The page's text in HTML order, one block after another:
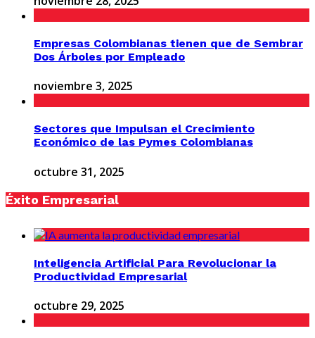
Empresas Colombianas tienen que de Sembrar
Dos Árboles por Empleado
noviembre 3, 2025
Sectores que Impulsan el Crecimiento
Económico de las Pymes Colombianas
octubre 31, 2025
Éxito Empresarial
Inteligencia Artificial Para Revolucionar la
Productividad Empresarial
octubre 29, 2025